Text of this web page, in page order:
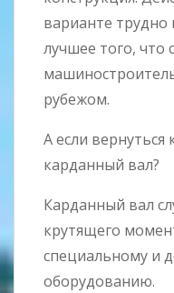
варианте
лучшее того, что
рубежом.
А если
карданный вал?
Карданный вал
крутящего
специальному и
оборудованию.